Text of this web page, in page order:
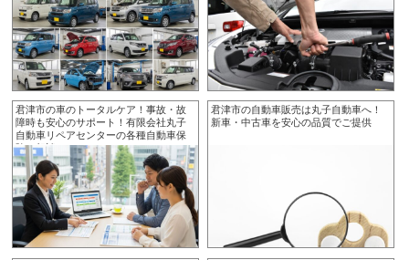
君津市の車のトータルケア！事故・故
障時も安心のサポート！有限会社丸子
自動車リペアセンターの各種自動車保
険ご相談
君津市の自動車販売は丸子自動車へ！
新車・中古車を安心の品質でご提供